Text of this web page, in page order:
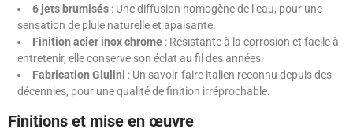
6 jets brumisés : Une diffusion homogène de l’eau, pour une
sensation de pluie naturelle et apaisante.
Finition acier inox chrome : Résistante à la corrosion et facile à
entretenir, elle conserve son éclat au fil des années.
Fabrication Giulini : Un savoir-faire italien reconnu depuis des
décennies, pour une qualité de finition irréprochable.
Finitions et mise en œuvre